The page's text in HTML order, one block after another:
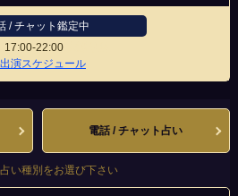
/ チャット鑑定中
17:00-22:00
演スケジュール
電話 / チャット占い
い種別をお選び下さい